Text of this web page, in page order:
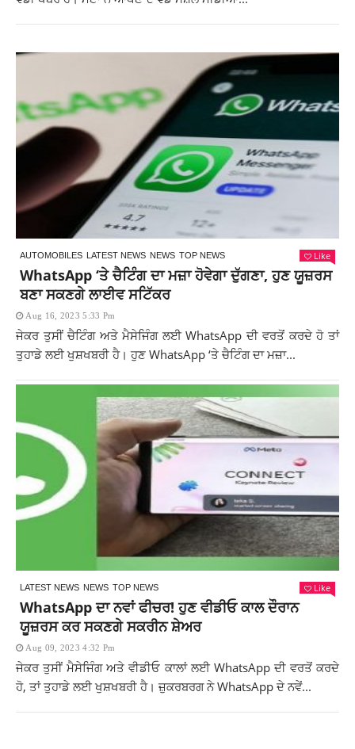
AUTOMOBILES LATEST NEWS NEWS TOP NEWS Like
WhatsApp ‘ਤੇ ਚੈਟਿੰਗ ਦਾ ਮਜ਼ਾ ਹੋਵੇਗਾ ਦੁੱਗਣਾ, ਹੁਣ ਯੂਜ਼ਰਸ
ਬਣਾ ਸਕਣਗੇ ਲਾਈਵ ਸਟਿੱਕਰ
Aug 16, 2023 5:33 Pm
ਜੇਕਰ ਤੁਸੀਂ ਚੈਟਿੰਗ ਅਤੇ ਮੈਸੇਜਿੰਗ ਲਈ WhatsApp ਦੀ ਵਰਤੋਂ ਕਰਦੇ ਹੋ ਤਾਂ
ਤੁਹਾਡੇ ਲਈ ਖੁਸ਼ਖਬਰੀ ਹੈ। ਹੁਣ WhatsApp ‘ਤੇ ਚੈਟਿੰਗ ਦਾ ਮਜ਼ਾ...
LATEST NEWS NEWS TOP NEWS Like
WhatsApp ਦਾ ਨਵਾਂ ਫੀਚਰ! ਹੁਣ ਵੀਡੀਓ ਕਾਲ ਦੌਰਾਨ
ਯੂਜ਼ਰਸ ਕਰ ਸਕਣਗੇ ਸਕਰੀਨ ਸ਼ੇਅਰ
Aug 09, 2023 4:32 Pm
ਜੇਕਰ ਤੁਸੀਂ ਮੈਸੇਜਿੰਗ ਅਤੇ ਵੀਡੀਓ ਕਾਲਾਂ ਲਈ WhatsApp ਦੀ ਵਰਤੋਂ ਕਰਦੇ
ਹੋ, ਤਾਂ ਤੁਹਾਡੇ ਲਈ ਖੁਸ਼ਖਬਰੀ ਹੈ। ਜ਼ੁਕਰਬਰਗ ਨੇ WhatsApp ਦੇ ਨਵੇਂ...